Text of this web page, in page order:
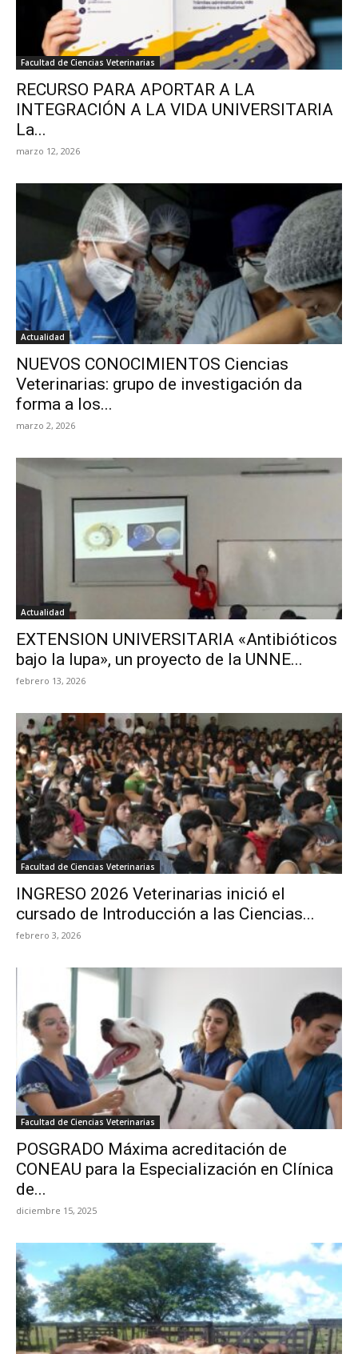
Facultad de Ciencias Veterinarias
RECURSO PARA APORTAR A LA
INTEGRACIÓN A LA VIDA UNIVERSITARIA
La...
marzo 12, 2026
Actualidad
NUEVOS CONOCIMIENTOS Ciencias
Veterinarias: grupo de investigación da
forma a los...
marzo 2, 2026
Actualidad
EXTENSION UNIVERSITARIA «Antibióticos
bajo la lupa», un proyecto de la UNNE...
febrero 13, 2026
Facultad de Ciencias Veterinarias
INGRESO 2026 Veterinarias inició el
cursado de Introducción a las Ciencias...
febrero 3, 2026
Facultad de Ciencias Veterinarias
POSGRADO Máxima acreditación de
CONEAU para la Especialización en Clínica
de...
diciembre 15, 2025